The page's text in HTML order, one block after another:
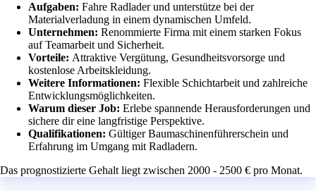
Aufgaben: Fahre Radlader und unterstütze bei der
Materialverladung in einem dynamischen Umfeld.
Unternehmen: Renommierte Firma mit einem starken Fokus
auf Teamarbeit und Sicherheit.
Vorteile: Attraktive Vergütung, Gesundheitsvorsorge und
kostenlose Arbeitskleidung.
Weitere Informationen: Flexible Schichtarbeit und zahlreiche
Entwicklungsmöglichkeiten.
Warum dieser Job: Erlebe spannende Herausforderungen und
sichere dir eine langfristige Perspektive.
Qualifikationen: Gültiger Baumaschinenführerschein und
Erfahrung im Umgang mit Radladern.
Das prognostizierte Gehalt liegt zwischen 2000 - 2500 € pro Monat.